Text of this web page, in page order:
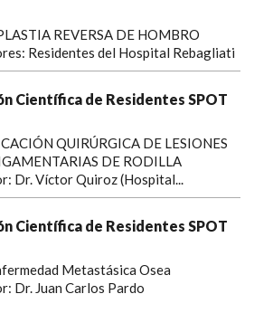
REVERSA DE HOMBRO
Residentes del Hospital Rebagliati
Científica de Residentes SPOT
QUIRÚRGICA DE LESIONES
DE RODILLA
Dr. Víctor Quiroz (Hospital...
Científica de Residentes SPOT
Metastásica Osea
Dr. Juan Carlos Pardo